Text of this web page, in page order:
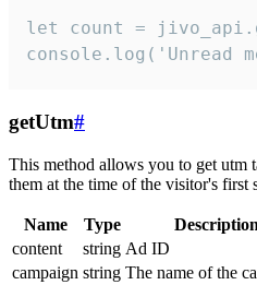
let count =
console.log('Unread
getUtm#
This method allows you to get utm
them at the time of the visitor's first
Name Type
Description
content
string Ad ID
campaign string The name of the